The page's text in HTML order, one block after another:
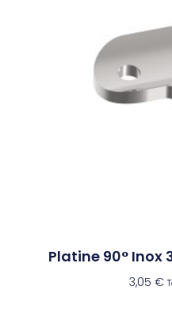
Platine 90° Inox
3,05 €